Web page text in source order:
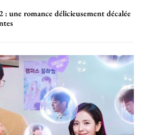
: une romance délicieusement décalée